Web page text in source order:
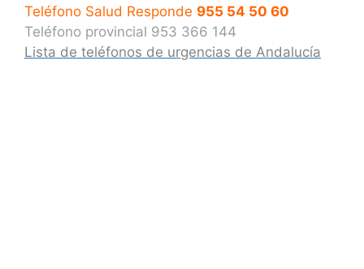
Teléfono Salud Responde 955 54 50 60
Teléfono provincial 953 366 144
Lista de teléfonos de urgencias de Andalucía